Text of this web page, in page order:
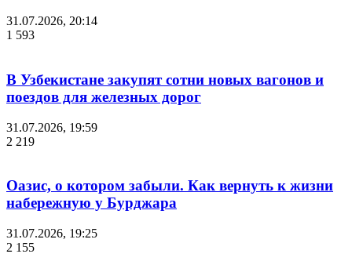
31.07.2026, 20:14
1 593
В Узбекистане закупят сотни новых вагонов и
поездов для железных дорог
31.07.2026, 19:59
2 219
Оазис, о котором забыли. Как вернуть к жизни
набережную у Бурджара
31.07.2026, 19:25
2 155